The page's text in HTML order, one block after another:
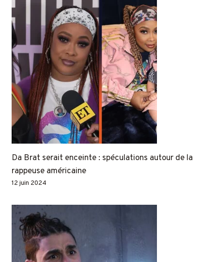
Da Brat serait enceinte : spéculations autour de la
rappeuse américaine
12 juin 2024